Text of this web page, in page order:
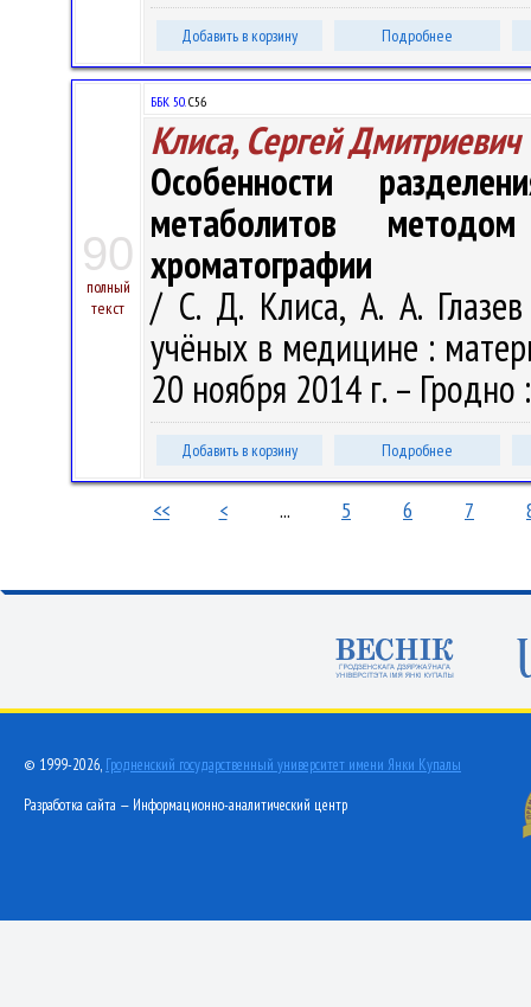
Добавить в корзину Подробнее
90
полный
текст
ББК 50.С56
Клиса, Сергей Дмитриевич
Особенности
метаболитов
хроматографии
/ С. Д. Клиса, А. А.
учёных в медицине :
20 ноября 2014 г. –
Добавить в корзину Подробнее
<< < ... 5 6 7
© 1999-2026, Гродненский государственный университет имени Янки Купалы
Разработка сайта — Информационно-аналитический центр